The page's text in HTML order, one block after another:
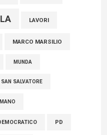
LAVORI
MARCO MARSILIO
MUNDA
SALVATORE
PD